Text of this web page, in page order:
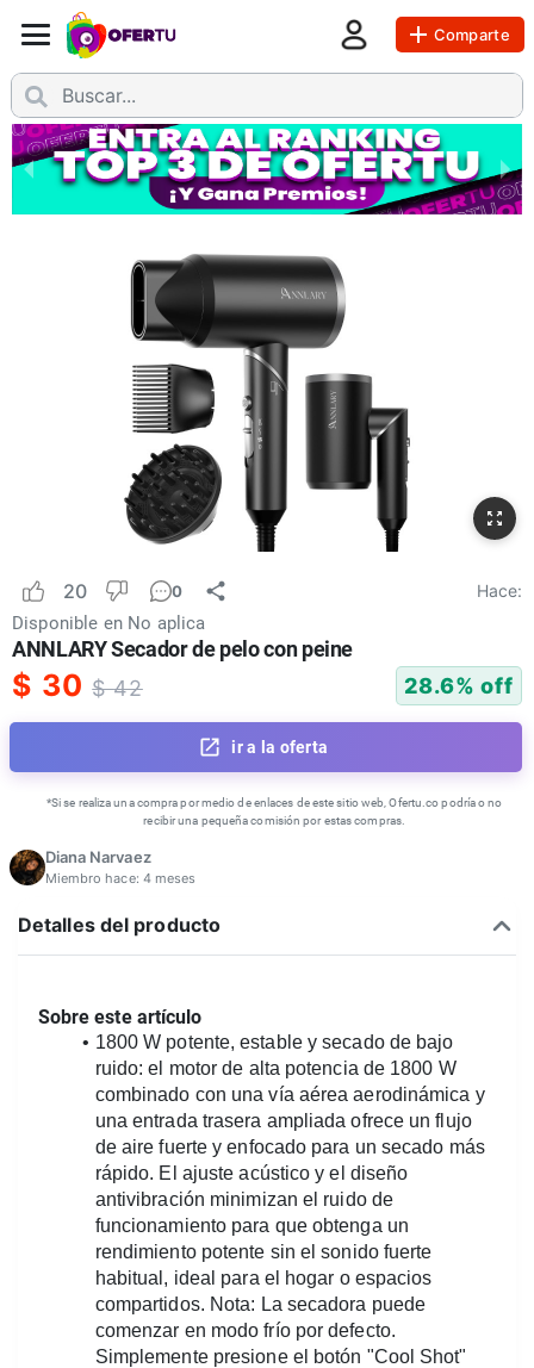
Comparte
20 0 Hace:
Disponible en No aplica
ANNLARY Secador de pelo con peine
$ 30 $42 28.6% off
ir a la oferta
*Si se realiza una compra por medio de enlaces de este sitio web, Ofertu.co podría o no
recibir una pequeña comisión por estas compras.
Diana Narvaez
Miembro hace: 4 meses
Detalles del producto
Sobre este artículo
1800 W potente, estable y secado de bajo
ruido: el motor de alta potencia de 1800 W
combinado con una vía aérea aerodinámica y
una entrada trasera ampliada ofrece un flujo
de aire fuerte y enfocado para un secado más
rápido. El ajuste acústico y el diseño
antivibración minimizan el ruido de
funcionamiento para que obtenga un
rendimiento potente sin el sonido fuerte
habitual, ideal para el hogar o espacios
compartidos. Nota: La secadora puede
comenzar en modo frío por defecto.
Simplemente presione el botón "Cool Shot"